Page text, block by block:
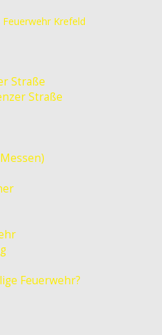
Feuerwehr Krefeld
Straße
Straße
Feuerwehr?